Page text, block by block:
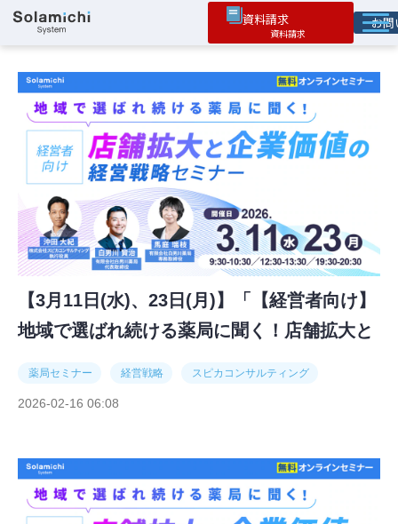
資料請求 お
サービス
オプション機能
お役立ち情報
導入事例
【3月11日(水)、23日(月)】「【経営者向け】
地域で選ばれ続ける薬局に聞く！店舗拡大と
薬局セミナー 経営戦略 スピカコンサルティング
2026-02-16 06:08